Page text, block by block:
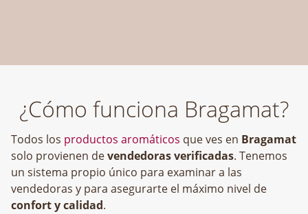
¿Cómo funciona Bragamat?
Todos los productos aromáticos que ves en Bragamat
solo provienen devendedoras verificadas. Tenemos
un sistema propio único para examinar a las
vendedoras y para asegurarte el máximo nivel de
confort y calidad.